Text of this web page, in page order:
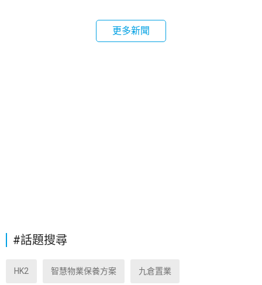
更多新聞
#話題搜尋
HK2 智慧物業保養方案 九倉置業